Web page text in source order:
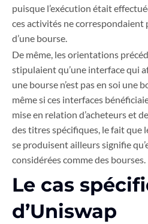
puisque l’exécution était
ces activités ne correspondaient
d’une bourse.
De même, les orientations
stipulaient qu’une interface qui
une bourse n’est pas en soi une
même si ces interfaces
mise en relation d’acheteurs et
des titres spécifiques, le fait que
se produisent ailleurs signifie
considérées comme des bourses.
Le cas
d’Uniswap